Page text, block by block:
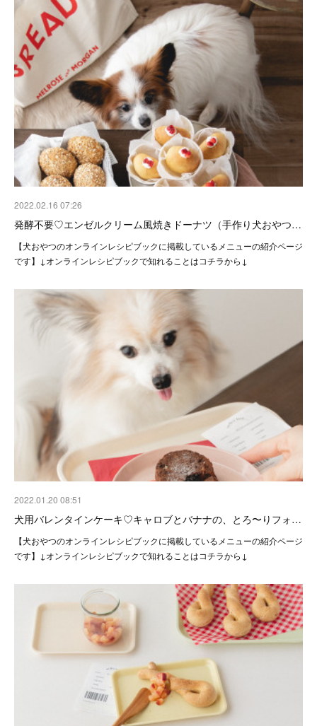
2022.02.16 07:26
発酵不要♡エンゼルクリーム風焼きドーナツ（手作り犬おやつ…
【犬おやつのオンラインレシピブックに掲載しているメニューの紹介ページ
です】↓オンラインレシピブックで知れることはコチラから↓
2022.01.20 08:51
犬用バレンタインケーキ♡キャロブとバナナの、とろ〜りフォ…
【犬おやつのオンラインレシピブックに掲載しているメニューの紹介ページ
です】↓オンラインレシピブックで知れることはコチラから↓